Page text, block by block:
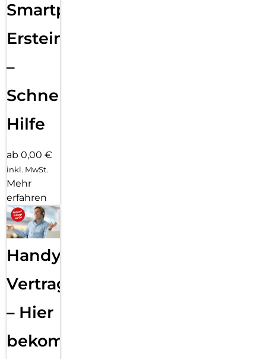
Smartphone
Ersteinrichtung
–
Schnelle
Hilfe
ab 0,00 €
inkl. MwSt.
Mehr
erfahren
Handy
Vertragsabwicklung
– Hier
bekommst